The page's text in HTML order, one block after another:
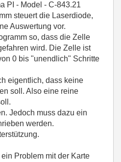
PI - Model - C-843.21
steuert die Laserdiode,
Auswertung vor.
so, dass die Zelle
wird. Die Zelle ist
0 bis "unendlich" Schritte
eigentlich, dass keine
soll. Also eine reine
Jedoch muss dazu ein
werden.
Problem mit der Karte